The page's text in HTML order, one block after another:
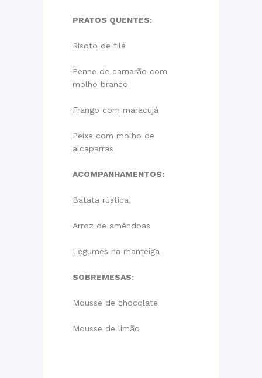
PRATOS QUENTES:
Risoto de filé
Penne de camarão com
molho branco
Frango com maracujá
Peixe com molho de
alcaparras
ACOMPANHAMENTOS:
Batata rústica
Arroz de amêndoas
Legumes na manteiga
SOBREMESAS:
Mousse de chocolate
Mousse de limão